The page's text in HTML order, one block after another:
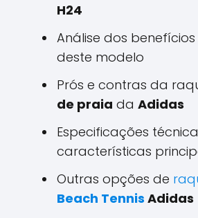
H24
Análise dos
deste modelo
Prós e contras da
de praia da Adidas
Especificações
características
Outras opções de
Beach Tennis Adidas